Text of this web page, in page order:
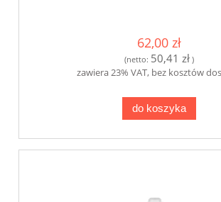
62,00 zł
(netto: 50,41 zł )
zawiera 23% VAT, bez kosztów
do koszyka